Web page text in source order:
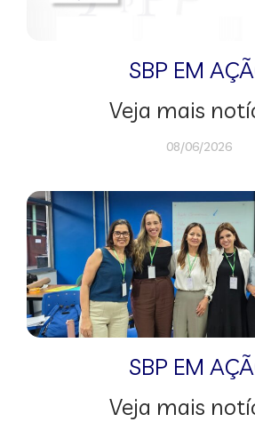
SBP EM
Veja mais
08/06/2026
SBP EM
Veja mais